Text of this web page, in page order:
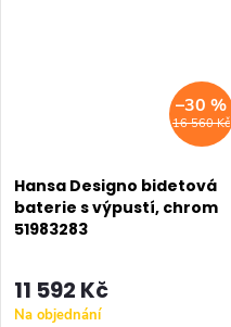
16 560 Kč
–30 %
Hansa Designo bidetová
baterie s výpustí, chrom
51983283
11 592 Kč
Na objednání